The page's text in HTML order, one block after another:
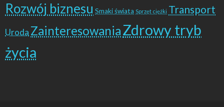
Rozwój biznesu Smaki świata Sprzęt ciężki Transport
Uroda ZainteresowaniaZdrowy tryb
życia